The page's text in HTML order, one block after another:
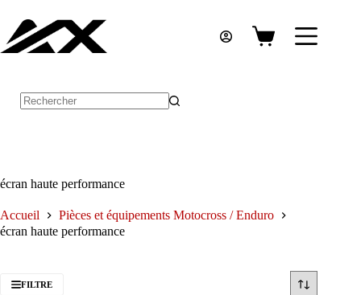
contenu
Panier
écran haute performance
Accueil
Pièces et équipements Motocross / Enduro
écran haute performance
FILTRE